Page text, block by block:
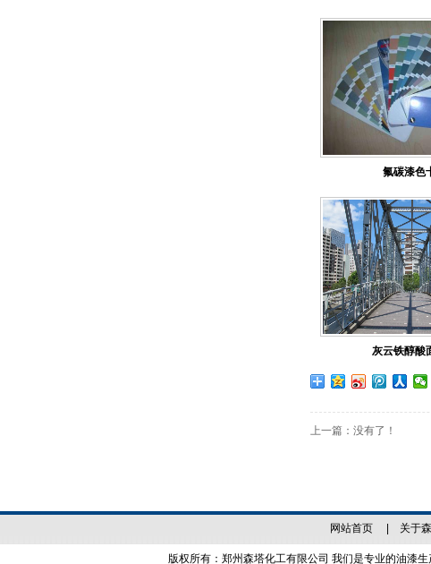
氟碳漆色
灰云铁醇酸
上一篇： 没有了！
网站首页 关于
版权所有：郑州森塔化工有限公司 我们是专业的油漆生